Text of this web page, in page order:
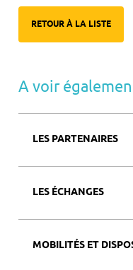
RETOUR À LA LISTE
A voir
LES PARTENAIRES
LES ÉCHANGES
MOBILITÉS ET